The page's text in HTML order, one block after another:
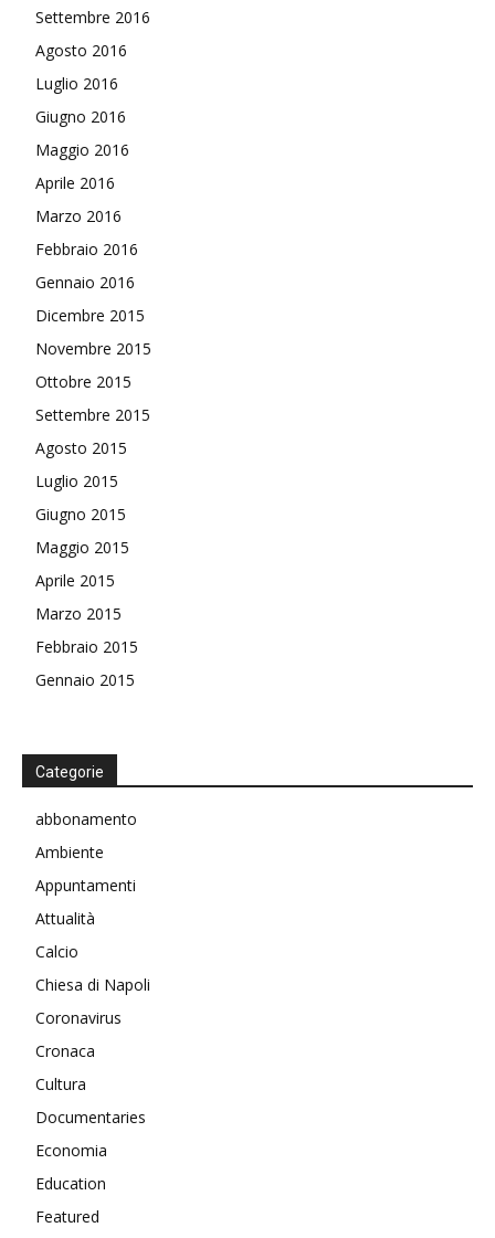
Settembre 2016
Agosto 2016
Luglio 2016
Giugno 2016
Maggio 2016
Aprile 2016
Marzo 2016
Febbraio 2016
Gennaio 2016
Dicembre 2015
Novembre 2015
Ottobre 2015
Settembre 2015
Agosto 2015
Luglio 2015
Giugno 2015
Maggio 2015
Aprile 2015
Marzo 2015
Febbraio 2015
Gennaio 2015
Categorie
abbonamento
Ambiente
Appuntamenti
Attualità
Calcio
Chiesa di Napoli
Coronavirus
Cronaca
Cultura
Documentaries
Economia
Education
Featured